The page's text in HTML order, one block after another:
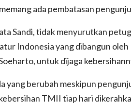
ada pembatasan
Sandi, tidak menyurutkan
Indonesia yang dibangun
untuk dijaga
yang berubah meskipun
TMII tiap hari